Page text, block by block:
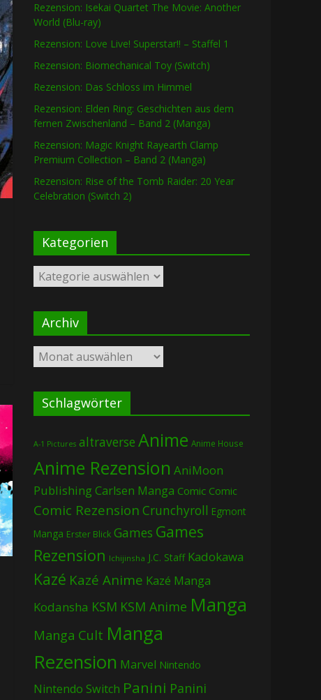
Rezension: Isekai Quartet The Movie: Another
World (Blu-ray)
Rezension: Love Live! Superstar!! – Staffel 1
Rezension: Biomechanical Toy (Switch)
Rezension: Das Schloss im Himmel
Rezension: Elden Ring: Geschichten aus dem
fernen Zwischenland – Band 2 (Manga)
Rezension: Magic Knight Rayearth Clamp
Premium Collection – Band 2 (Manga)
Rezension: Rise of the Tomb Raider: 20 Year
Celebration (Switch 2)
Kategorien
Kategorien
Archiv
Archiv
Schlagwörter
A-1 Pictures altraverse Anime Anime House
Anime Rezension AniMoon
PublishingCarlsen Manga Comic Comic
Comic Rezension Crunchyroll Egmont
Manga Erster Blick Games Games
Rezension Ichijinsha J.C. Staff Kadokawa
Kazé Kazé Anime Kazé Manga
Kodansha KSM KSM Anime Manga
Manga Cult Manga
Rezension Marvel Nintendo
Nintendo Switch Panini Panini